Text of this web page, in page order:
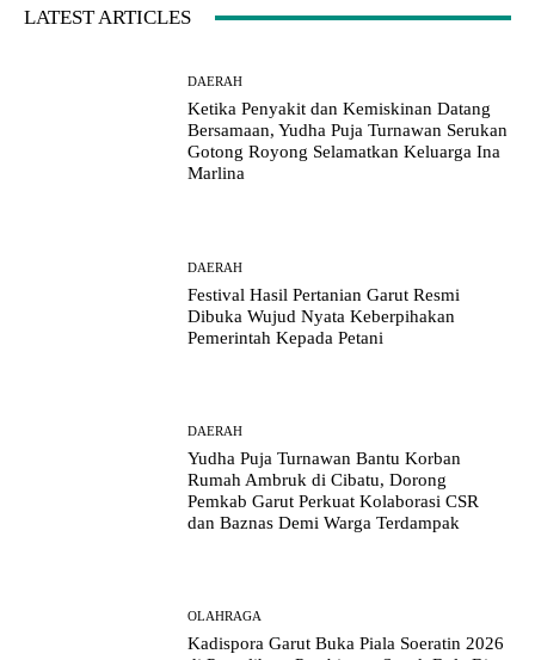
LATEST ARTICLES
DAERAH
Ketika Penyakit dan Kemiskinan Datang
Bersamaan, Yudha Puja Turnawan Serukan
Gotong Royong Selamatkan Keluarga Ina
Marlina
DAERAH
Festival Hasil Pertanian Garut Resmi
Dibuka Wujud Nyata Keberpihakan
Pemerintah Kepada Petani
DAERAH
Yudha Puja Turnawan Bantu Korban
Rumah Ambruk di Cibatu, Dorong
Pemkab Garut Perkuat Kolaborasi CSR
dan Baznas Demi Warga Terdampak
OLAHRAGA
Kadispora Garut Buka Piala Soeratin 2026